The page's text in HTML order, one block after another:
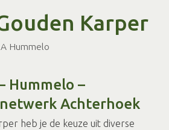
Karper
Hummelo
Hummelo –
Achterhoek
heb je de keuze uit diverse